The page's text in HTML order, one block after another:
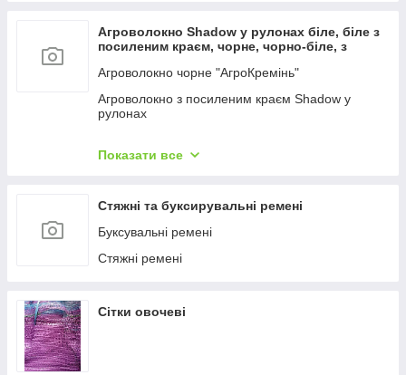
Агроволокно Shadow у рулонах біле, біле з
посиленим краєм, чорне, чорно-біле, з
Агроволокно чорне "АгроКремінь"
Агроволокно з посиленим краєм Shadow у
рулонах
рулонах.
Агроволокно чорно-біле Shadow
Агроволокно Shadow чорне з перфорацією (
Показати все
Стяжні та буксирувальні ремені
Буксувальні ремені
Стяжні ремені
Сітки овочеві